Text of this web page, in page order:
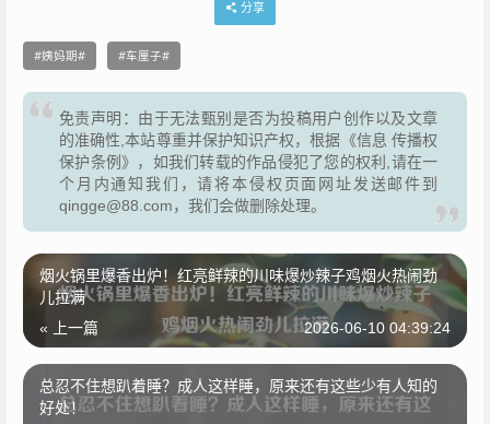
分享
姨妈期 车厘子
免责声明：由于无法甄别是否为投稿用户创作以及文章
的准确性,本站尊重并保护知识产权，根据《信息 传播权
保护条例》，如我们转载的作品侵犯了您的权利,请在一
个月内通知我们，请将本侵权页面网址发送邮件到
qingge@88.com，我们会做删除处理。
烟火锅里爆香出炉！红亮鲜辣的川味爆炒辣子鸡烟火热闹劲
儿拉满
« 上一篇 2026-06-10 04:39:24
总忍不住想趴着睡？成人这样睡，原来还有这些少有人知的
好处！